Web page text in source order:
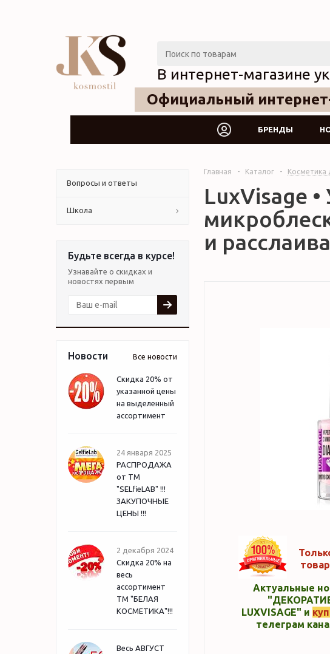
Официальный
В интернет-магазине
БРЕНДЫ
Вопросы и ответы
Школа
Будьте всегда в курсе!
Узнавайте о скидках и
новостях первым
Новости Все новости
Скидка 20% от
указанной цены
на выделенный
ассортимент
24 января 2025
РАСПРОДАЖА
от ТМ
"SELfieLAB" !!!
ЗАКУПОЧНЫЕ
ЦЕНЫ !!!
2 декабря 2024
Скидка 20% на
весь
ассортимент
ТМ "БЕЛАЯ
КОСМЕТИКА"!!!
Весь АВГУСТ
Главная - Каталог - Косметика
LuxVisage
и
Актуальные
LUXVISAGE" и
телеграм